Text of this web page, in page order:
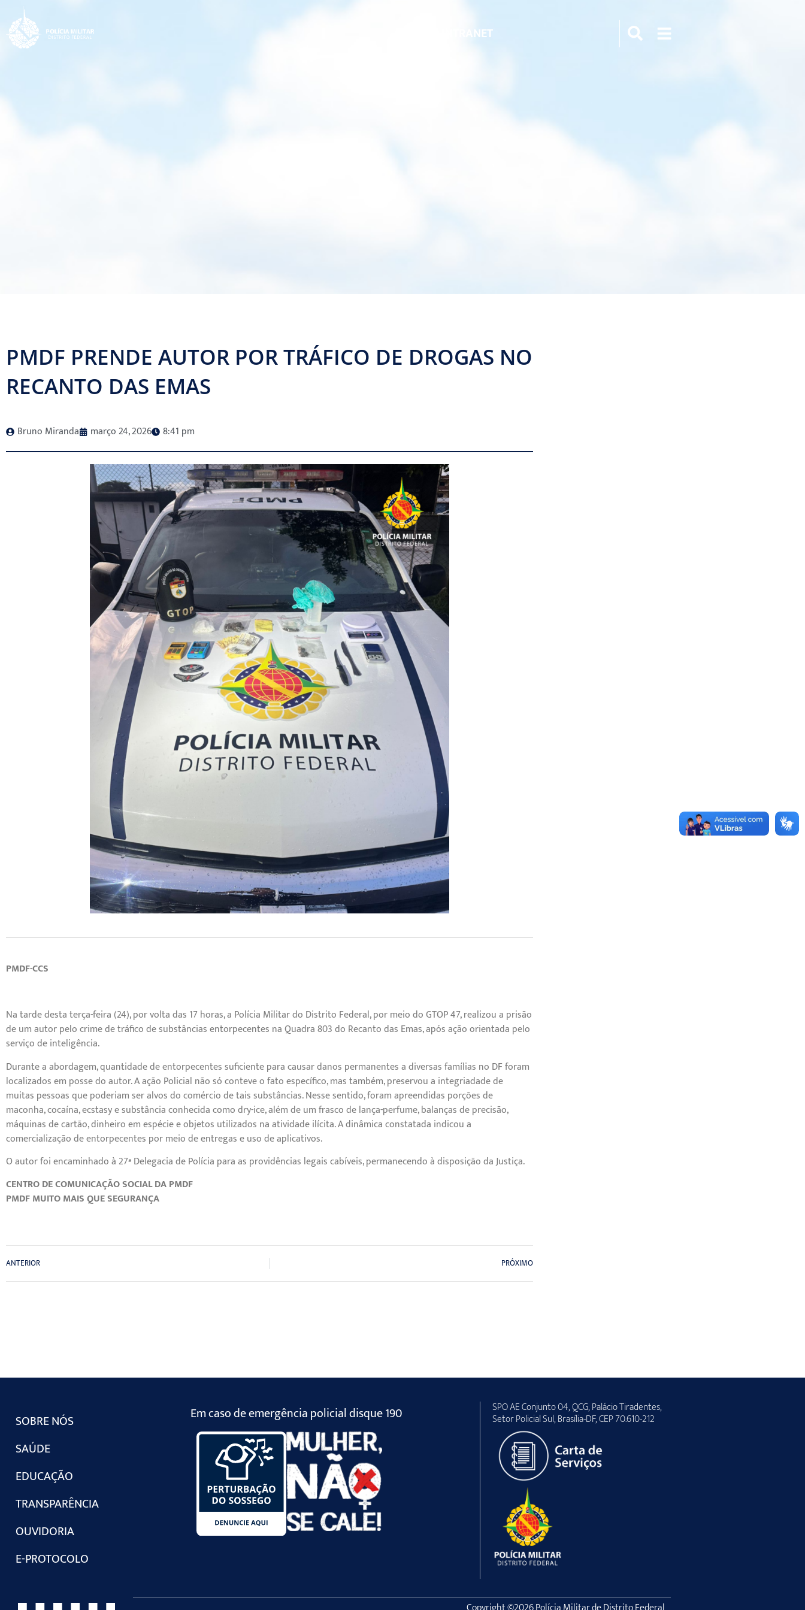
INTRANET
PMDF PRENDE AUTOR POR TRÁFICO DE DROGAS NO
RECANTO DAS EMAS
Bruno Miranda março 24, 2026 8:41 pm
PMDF-CCS
Na tarde desta terça-feira (24), por volta das 17 horas, a Polícia Militar do Distrito Federal, por meio do GTOP 47, realizou a prisão
de um autor pelo crime de tráfico de substâncias entorpecentes na Quadra 803 do Recanto das Emas, após ação orientada pelo
serviço de inteligência.
Durante a abordagem, quantidade de entorpecentes suficiente para causar danos permanentes a diversas famílias no DF foram
localizados em posse do autor. A ação Policial não só conteve o fato específico, mas também, preservou a integriadade de
muitas pessoas que poderiam ser alvos do comércio de tais substâncias. Nesse sentido, foram apreendidas porções de
maconha, cocaína, ecstasy e substância conhecida como dry-ice, além de um frasco de lança-perfume, balanças de precisão,
máquinas de cartão, dinheiro em espécie e objetos utilizados na atividade ilícita. A dinâmica constatada indicou a
comercialização de entorpecentes por meio de entregas e uso de aplicativos.
O autor foi encaminhado à 27ª Delegacia de Polícia para as providências legais cabíveis, permanecendo à disposição da Justiça.
CENTRO DE COMUNICAÇÃO SOCIAL DA PMDF
PMDF MUITO MAIS QUE SEGURANÇA
ANTERIOR PRÓXIMO
SOBRE NÓS
SAÚDE
EDUCAÇÃO
TRANSPARÊNCIA
OUVIDORIA
E-PROTOCOLO
Em caso de emergência policial disque 190 SPO AE Conjunto 04, QCG, Palácio Tiradentes,
Setor Policial Sul, Brasília-DF, CEP 70.610-212